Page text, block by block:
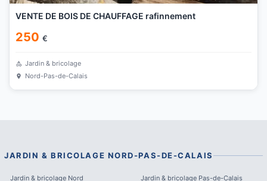
VENTE DE BOIS DE CHAUFFAGE rafinnement
250 €
Jardin & bricolage
Nord-Pas-de-Calais
JARDIN & BRICOLAGE NORD-PAS-DE-CALAIS
Jardin & bricolage Nord Jardin & bricolage Pas-de-Calais